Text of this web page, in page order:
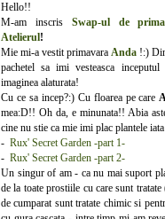
Hello!!
M-am inscris Swap-ul de
Atelierul!
Mie mi-a vestit primavara Anda !:)
pachetel sa imi vesteasca
imaginea alaturata!
Cu ce sa incep?:) Cu floarea pe care
mea:D!! Oh da, e minunata!! Abia
cine nu stie ca mie imi plac plantele
- Rux' Secret Garden -part 1-
- Rux' Secret Garden -part 2-
Un singur of am - ca nu mai suport
de la toate prostiile cu care sunt
de cumparat sunt tratate chimic si